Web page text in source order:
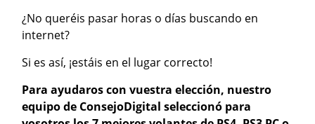
¿No queréis pasar horas o días buscando en
internet?
Si es así, ¡estáis en el lugar correcto!
Para ayudaros con vuestra elección, nuestro
equipo de ConsejoDigital seleccionó para